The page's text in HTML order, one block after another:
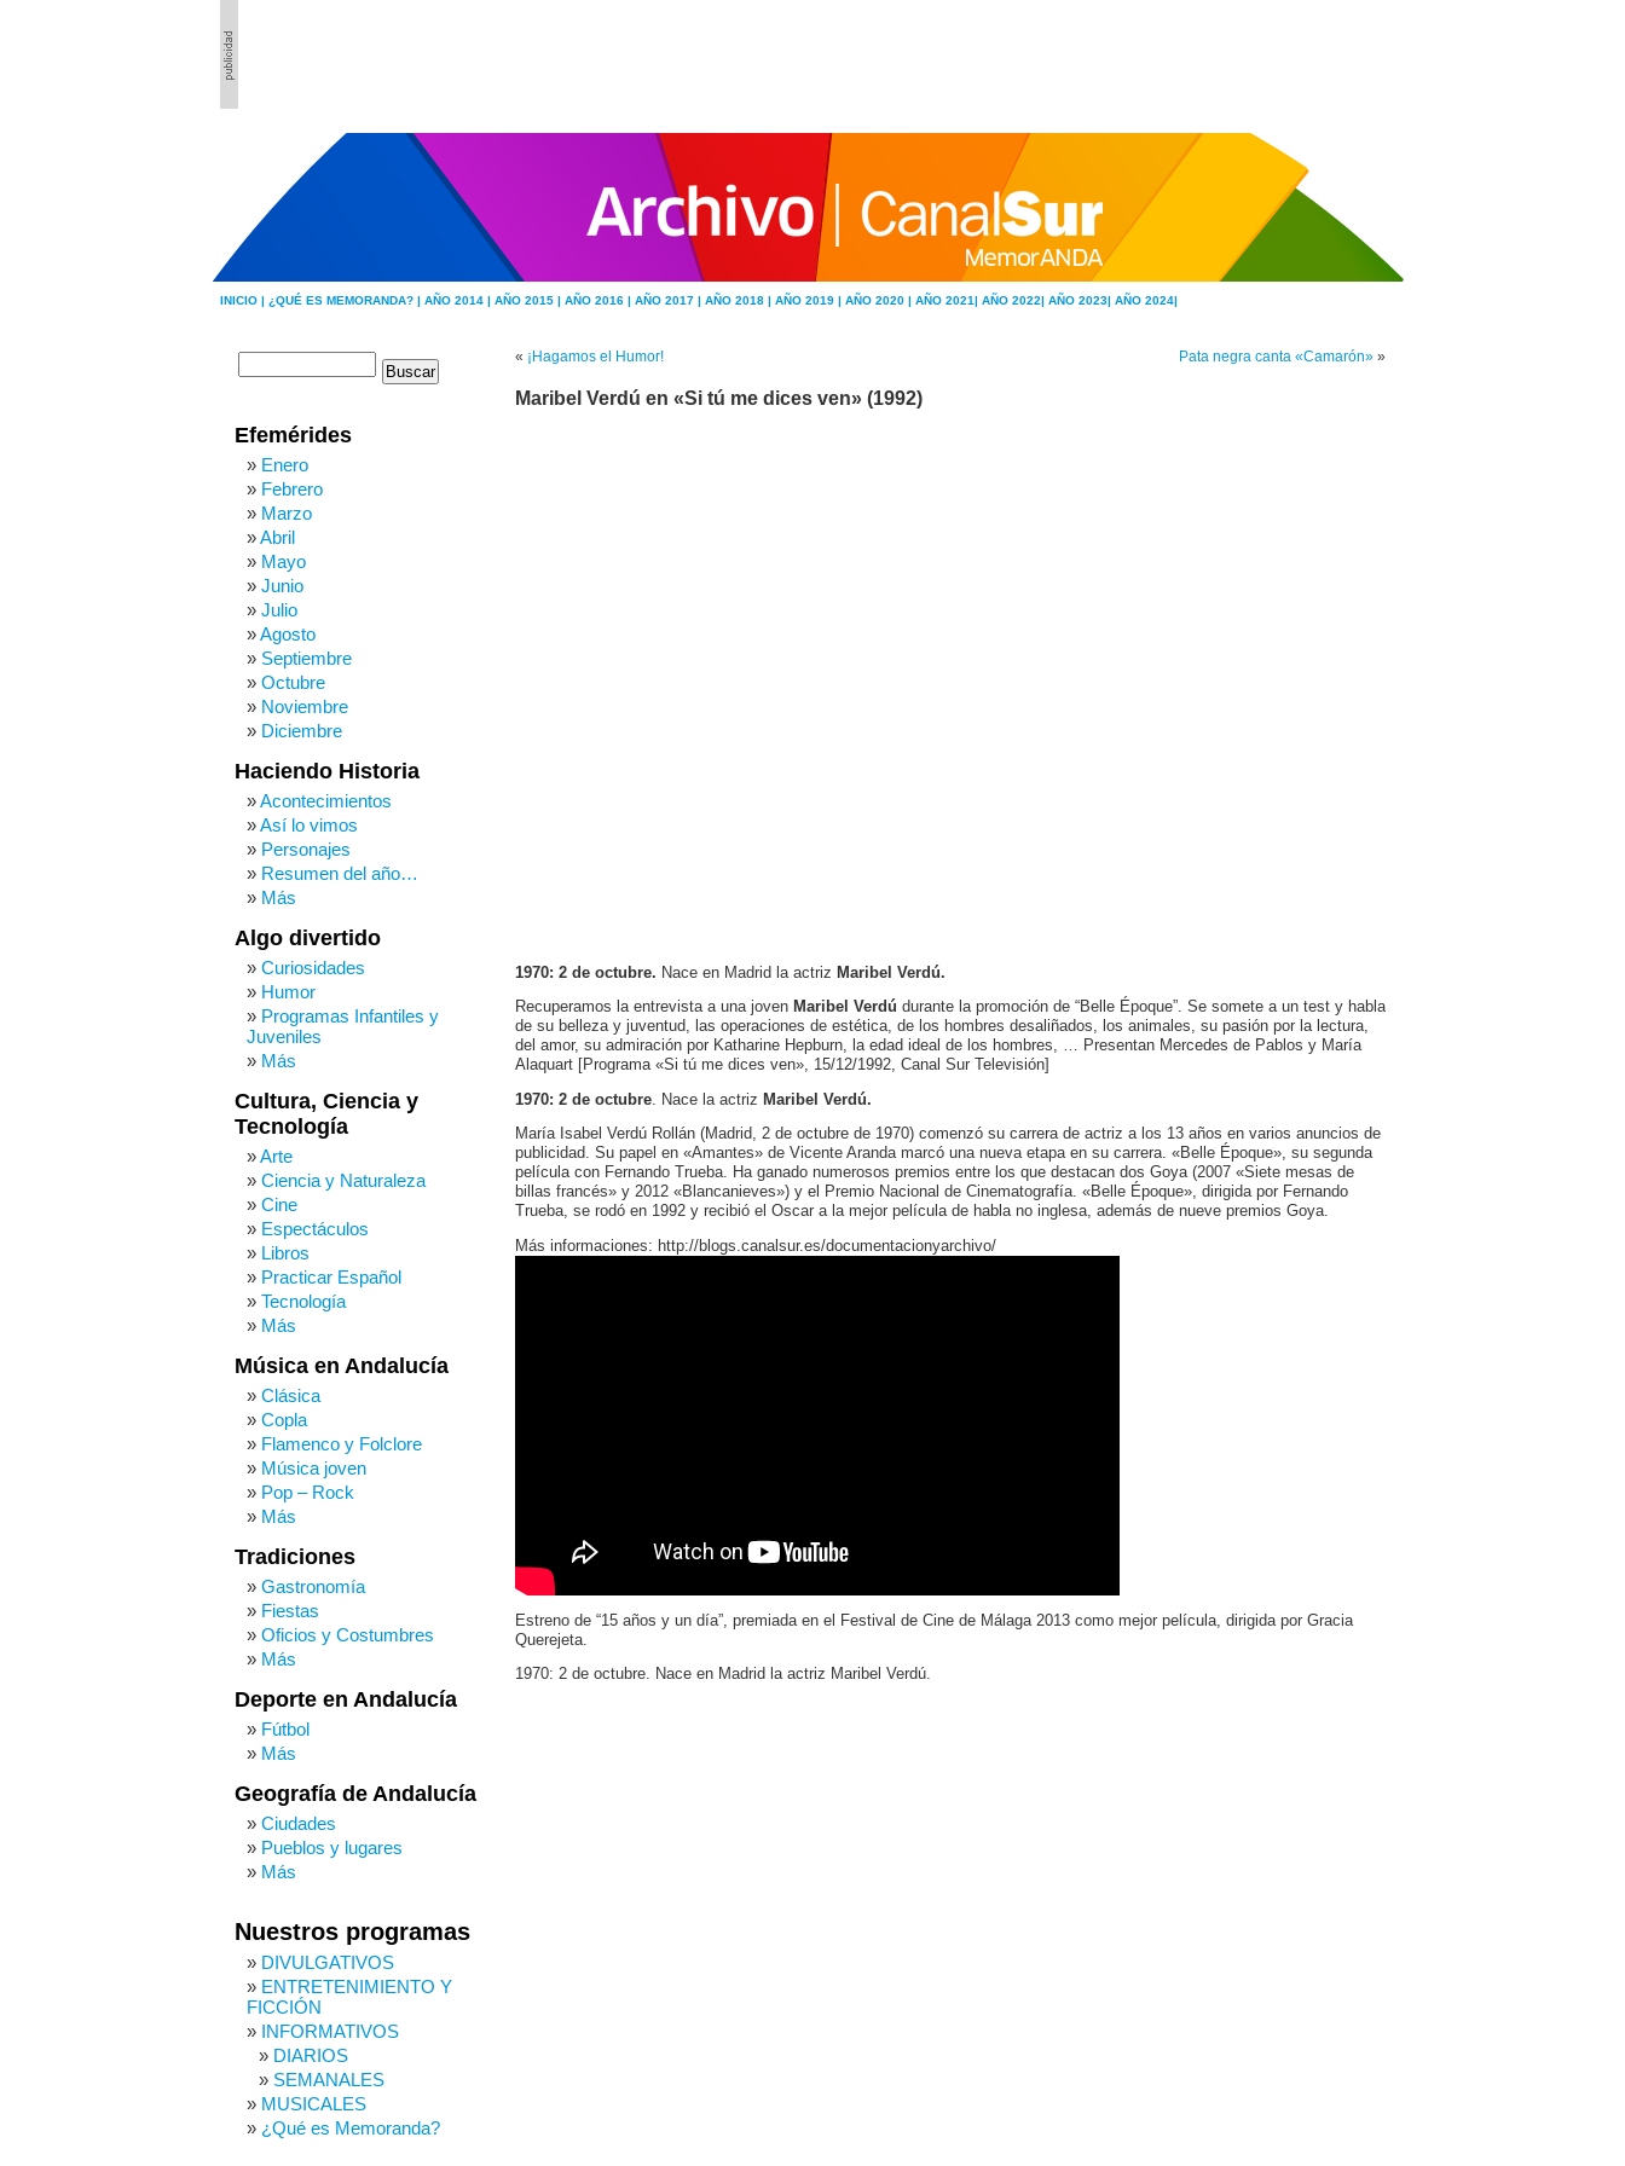
INICIO | ¿QUÉ ES MEMORANDA? | AÑO 2014 | AÑO 2015 | AÑO 2016 | AÑO 2017 | AÑO 2018 | AÑO 2019 | AÑO 2020 | AÑO 2021| AÑO 2022| AÑO 2023| AÑO 2024|
« ¡Hagamos el Humor! Pata negra canta «Camarón» »
Maribel Verdú en «Si tú me dices ven» (1992)
1970: 2 de octubre. Nace en Madrid la actriz Maribel Verdú.
Recuperamos la entrevista a una joven Maribel Verdú durante la promoción de “Belle Époque”. Se somete a un test y habla
de su belleza y juventud, las operaciones de estética, de los hombres desaliñados, los animales, su pasión por la lectura,
del amor, su admiración por Katharine Hepburn, la edad ideal de los hombres, … Presentan Mercedes de Pablos y María
Alaquart [Programa «Si tú me dices ven», 15/12/1992, Canal Sur Televisión]
1970: 2 de octubre . Nace la actriz Maribel Verdú.
María Isabel Verdú Rollán (Madrid, 2 de octubre de 1970) comenzó su carrera de actriz a los 13 años en varios anuncios de
publicidad. Su papel en «Amantes» de Vicente Aranda marcó una nueva etapa en su carrera. «Belle Époque», su segunda
película con Fernando Trueba. Ha ganado numerosos premios entre los que destacan dos Goya (2007 «Siete mesas de
billas francés» y 2012 «Blancanieves») y el Premio Nacional de Cinematografía. «Belle Époque», dirigida por Fernando
Trueba, se rodó en 1992 y recibió el Oscar a la mejor película de habla no inglesa, además de nueve premios Goya.
Más informaciones: http://blogs.canalsur.es/documentacionyarchivo/
Estreno de “15 años y un día”, premiada en el Festival de Cine de Málaga 2013 como mejor película, dirigida por Gracia
Querejeta.
1970: 2 de octubre. Nace en Madrid la actriz Maribel Verdú.
Efemérides
Enero
Febrero
Marzo
Abril
Mayo
Junio
Julio
Agosto
Septiembre
Octubre
Noviembre
Diciembre
Haciendo Historia
Acontecimientos
Así lo vimos
Personajes
Resumen del año…
Más
Algo divertido
Curiosidades
Humor
Programas Infantiles y
Juveniles
Más
Cultura, Ciencia y
Tecnología
Arte
Ciencia y Naturaleza
Cine
Espectáculos
Libros
Practicar Español
Tecnología
Más
Música en Andalucía
Clásica
Copla
Flamenco y Folclore
Música joven
Pop – Rock
Más
Tradiciones
Gastronomía
Fiestas
Oficios y Costumbres
Más
Deporte en Andalucía
Fútbol
Más
Geografía de Andalucía
Ciudades
Pueblos y lugares
Más
Nuestros programas
DIVULGATIVOS
ENTRETENIMIENTO Y
FICCIÓN
INFORMATIVOS
DIARIOS
SEMANALES
MUSICALES
¿Qué es Memoranda?